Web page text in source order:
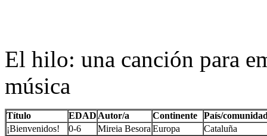
El hilo: una canción para
música
Título EDAD Autor/a Continente
País/
¡Bienvenidos!
0-6 Mireia Besora Europa Cataluña